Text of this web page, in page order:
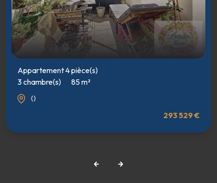
Appartement 4 pièce(s)
3 chambre(s)
85 m²
()
293 529 €